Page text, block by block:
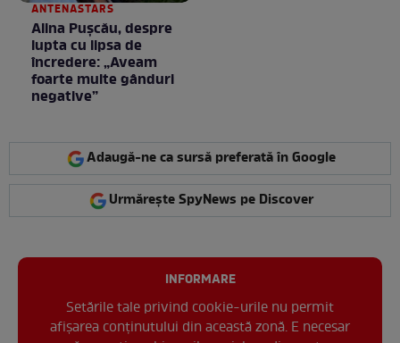
ANTENASTARS
Alina Pușcău, despre
lupta cu lipsa de
încredere: „Aveam
foarte multe gânduri
negative”
Adaugă-ne ca sursă preferată în Google
Urmărește SpyNews pe Discover
INFORMARE
Setările tale privind cookie-urile nu permit
afișarea conținutului din această zonă. E necesar